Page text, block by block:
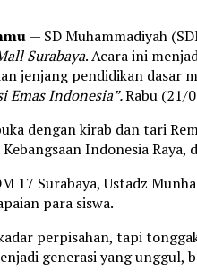
— SD Muhammadiyah
Surabaya. Acara ini
jenjang pendidikan dasar
Emas Indonesia”.Rabu (21/
dengan kirab dan tari
Indonesia Raya,
17 Surabaya, Ustadz
para siswa.
perpisahan, tapi
generasi yang unggul,